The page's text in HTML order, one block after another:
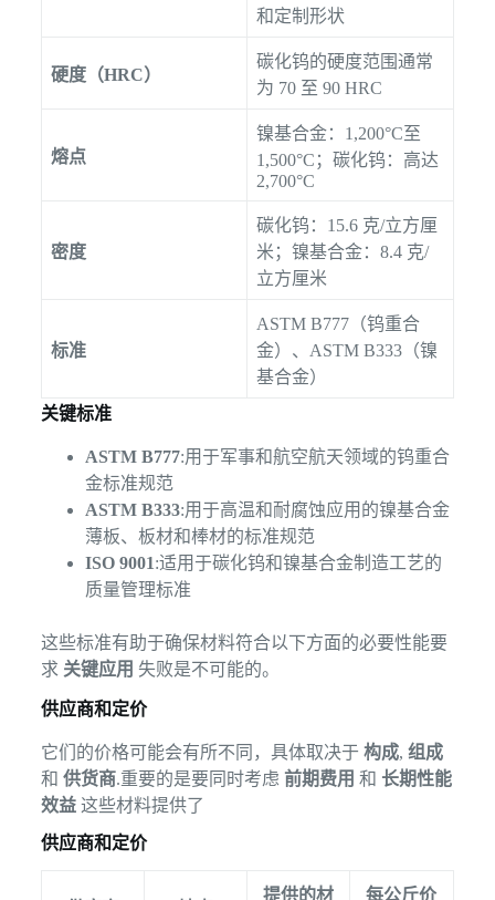
和定制形状
硬度（HRC）
碳化钨的硬度范围通常
为 70 至 90 HRC
熔点
镍基合金：1,200°C至
1,500°C；碳化钨：高达
2,700°C
密度
碳化钨：15.6 克/立方厘
米；镍基合金：8.4 克/
立方厘米
标准
ASTM B777（钨重合
金）、ASTM B333（镍
基合金）
关键标准
ASTM B777:用于军事和航空航天领域的钨重合
金标准规范
ASTM B333:用于高温和耐腐蚀应用的镍基合金
薄板、板材和棒材的标准规范
ISO 9001:适用于碳化钨和镍基合金制造工艺的
质量管理标准
这些标准有助于确保材料符合以下方面的必要性能要
求 关键应用 失败是不可能的。
供应商和定价
它们的价格可能会有所不同，具体取决于 构成, 组成
和 供货商.重要的是要同时考虑 前期费用 和 长期性能
效益这些材料提供了
供应商和定价
提供的材
每公斤价